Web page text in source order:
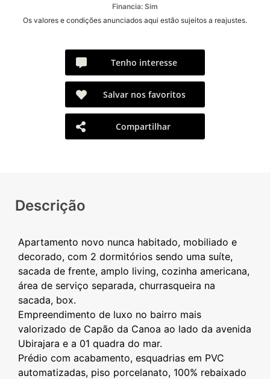
Financia: Sim
Os valores e condições anunciados aqui estão sujeitos a reajustes.
Tenho interesse
Salvar nos favoritos
Compartilhar
Descrição
Apartamento novo nunca habitado, mobiliado e
decorado, com 2 dormitórios sendo uma suíte,
sacada de frente, amplo living, cozinha americana,
área de serviço separada, churrasqueira na
sacada, box.
Empreendimento de luxo no bairro mais
valorizado de Capão da Canoa ao lado da avenida
Ubirajara e a 01 quadra do mar.
Prédio com acabamento, esquadrias em PVC
automatizadas, piso porcelanato, 100% rebaixado